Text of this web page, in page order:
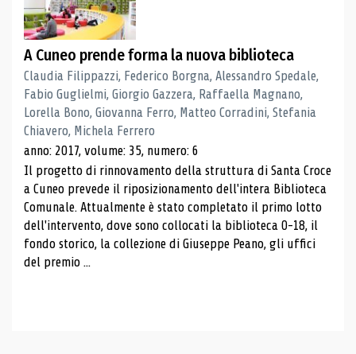
A Cuneo prende forma la nuova biblioteca
Claudia Filippazzi, Federico Borgna, Alessandro Spedale,
Fabio Guglielmi, Giorgio Gazzera, Raffaella Magnano,
Lorella Bono, Giovanna Ferro, Matteo Corradini, Stefania
Chiavero, Michela Ferrero
anno: 2017, volume: 35, numero: 6
Il progetto di rinnovamento della struttura di Santa Croce
a Cuneo prevede il riposizionamento dell'intera Biblioteca
Comunale. Attualmente è stato completato il primo lotto
dell'intervento, dove sono collocati la biblioteca 0-18, il
fondo storico, la collezione di Giuseppe Peano, gli uffici
del premio ...